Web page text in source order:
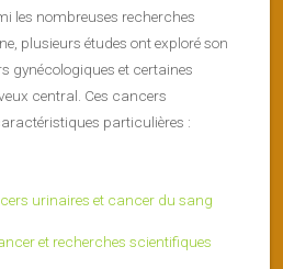
les nombreuses recherches
plusieurs études ont exploré son
gynécologiques et certaines
central. Ces cancers
particulières :
et recherches scientifiques